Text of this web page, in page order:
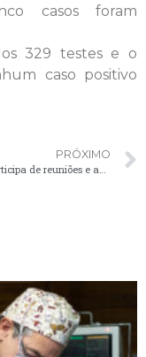
casos foram
329 testes e o
caso positivo
PRÓXIMO